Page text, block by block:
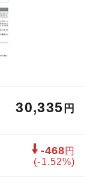
30,335 円
-468円
(-1.52%)